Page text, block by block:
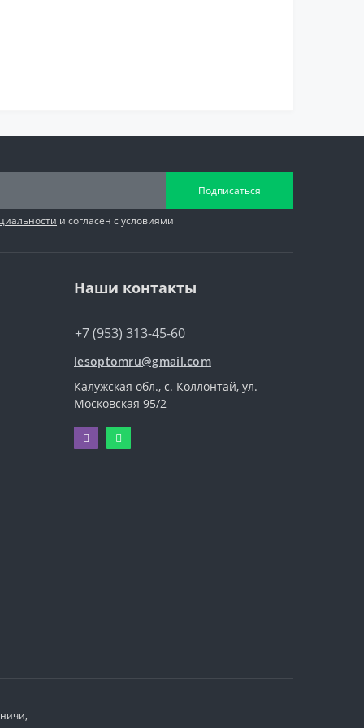
Подписаться
и согласен с условиями
Наши контакты
+7 (953) 313-45-60
lesoptomru@gmail.com
Калужская обл., с. Коллонтай, ул.
Московская 95/2